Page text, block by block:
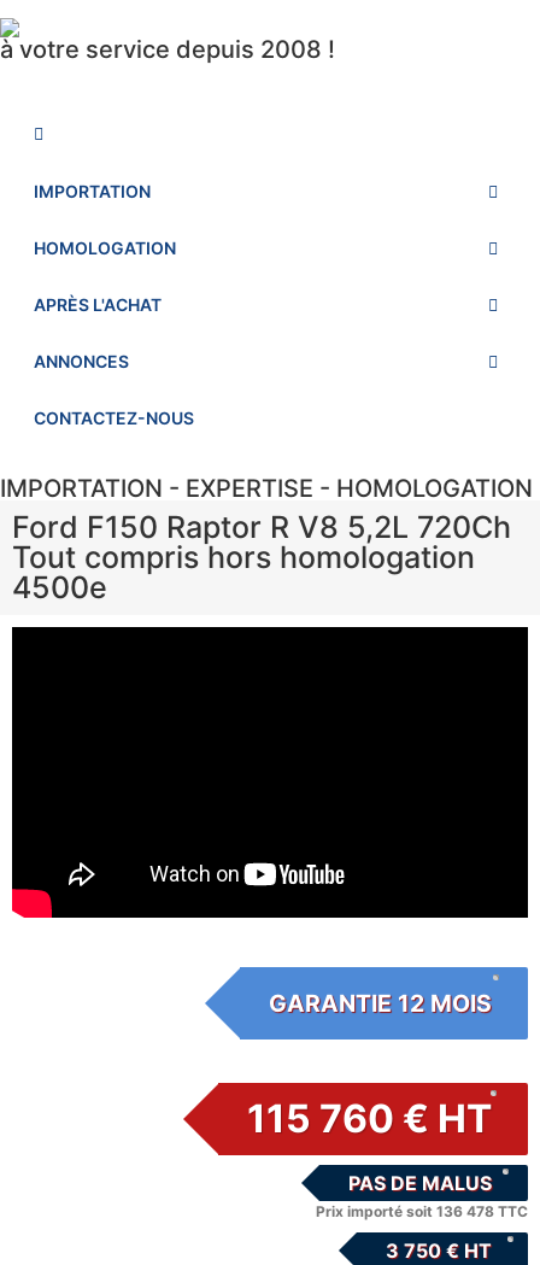
à votre service depuis 2008 !
IMPORTATION
HOMOLOGATION
APRÈS L'ACHAT
ANNONCES
CONTACTEZ-NOUS
IMPORTATION - EXPERTISE - HOMOLOGATION
Ford F150 Raptor R V8 5,2L 720Ch
Tout compris hors homologation
4500e
GARANTIE 12 MOIS
115 760 € HT
PAS DE MALUS
Prix importé soit 136 478 TTC
3 750 € HT